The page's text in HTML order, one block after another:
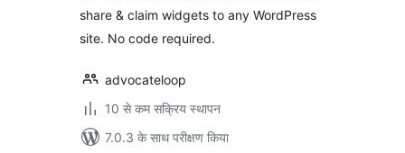
share & claim widgets to any WordPress
site. No code required.
advocateloop
10 से कम सक्रिय स्थापन
7.0.3 के साथ परीक्षण किया